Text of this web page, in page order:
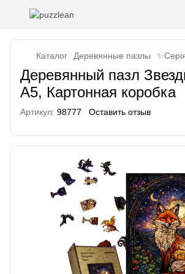
Каталог Деревянные пазлы
Деревянный пазл
А5, Картонная коробка
Артикул: 98777 Оставить отзыв